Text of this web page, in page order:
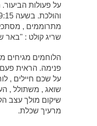
על פעולות
מתרוממים ,
שריג קולט : "באר
הלוחמים מגיחים
פנימה. הראית
על שכם חיילים ,
שואג , משתולל ,
שיקום מולך עצב
מרעיך שכלת.